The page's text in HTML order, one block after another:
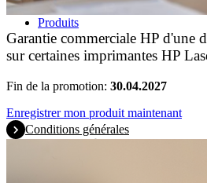
Produits
Garantie commerciale HP d'une
sur certaines imprimantes HP
Fin de la promotion: 30.04.2027
Enregistrer mon produit maintenant
Conditions générales